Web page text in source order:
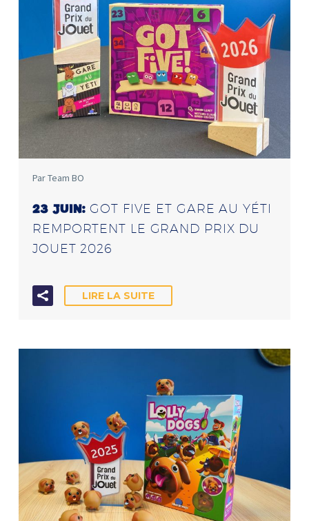
Par Team BO
23 JUIN:GOT FIVE ET GARE AU YÉTI
REMPORTENT LE GRAND PRIX DU
JOUET 2026
LIRE LA SUITE